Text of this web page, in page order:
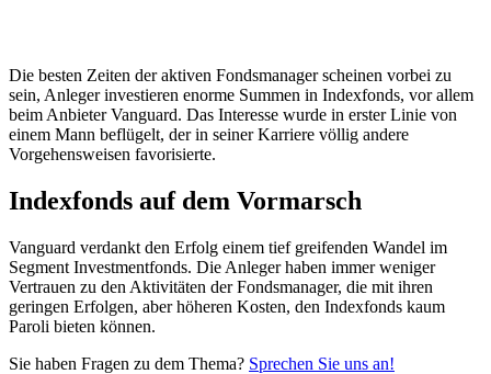
Die besten Zeiten der aktiven Fondsmanager scheinen vorbei zu
sein, Anleger investieren enorme Summen in Indexfonds, vor allem
beim Anbieter Vanguard. Das Interesse wurde in erster Linie von
einem Mann beflügelt, der in seiner Karriere völlig andere
Vorgehensweisen favorisierte.
Indexfonds auf dem Vormarsch
Vanguard verdankt den Erfolg einem tief greifenden Wandel im
Segment Investmentfonds. Die Anleger haben immer weniger
Vertrauen zu den Aktivitäten der Fondsmanager, die mit ihren
geringen Erfolgen, aber höheren Kosten, den Indexfonds kaum
Paroli bieten können.
Sie haben Fragen zu dem Thema? Sprechen Sie uns an!